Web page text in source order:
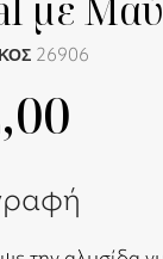
26906